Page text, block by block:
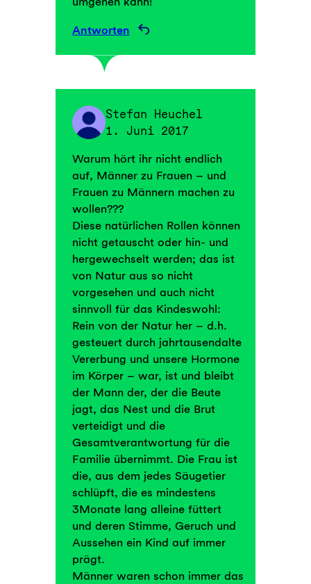
Antworten
Stefan Heuchel
1. Juni 2017
Warum hört ihr nicht endlich
auf, Männer zu Frauen – und
Frauen zu Männern machen zu
wollen???
Diese natürlichen Rollen können
nicht getauscht oder hin- und
hergewechselt werden; das ist
von Natur aus so nicht
vorgesehen und auch nicht
sinnvoll für das Kindeswohl:
Rein von der Natur her – d.h.
gesteuert durch jahrtausendalte
Vererbung und unsere Hormone
im Körper – war, ist und bleibt
der Mann der, der die Beute
jagt, das Nest und die Brut
verteidigt und die
Gesamtverantwortung für die
Familie übernimmt. Die Frau ist
die, aus dem jedes Säugetier
schlüpft, die es mindestens
3Monate lang alleine füttert
und deren Stimme, Geruch und
Aussehen ein Kind auf immer
prägt.
Männer waren schon immer das